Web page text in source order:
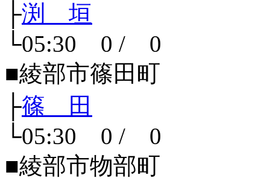
├渕 垣
└05:30 0 / 0
■綾部市篠田町
├篠 田
└05:30 0 / 0
■綾部市物部町